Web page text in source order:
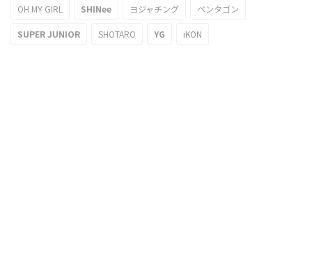
OH MY GIRL SHINee ヨジャチング ペンタゴン
SUPER JUNIOR SHOTARO YG iKON